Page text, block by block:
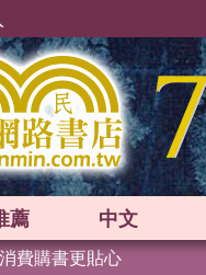
薦 中文
費購書更貼心